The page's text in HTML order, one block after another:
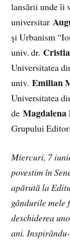
lansării unde îi
universitar
şi Urbanism
univ. dr.
Universitatea
univ.Emilian
Universitatea
deMagdalena
Grupului
Miercuri, 7
povestim în
apărută la
gândurile mele
deschiderea
ani.